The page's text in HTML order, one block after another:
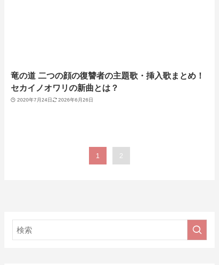
竜の道 二つの顔の復讐者の主題歌・挿入歌まとめ！
セカイノオワリの新曲とは？
2020年7月24日 2026年6月26日
1 2